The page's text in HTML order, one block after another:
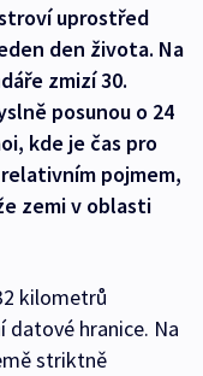
uprostřed
den života. Na
zmizí 30.
posunou o 24
kde je čas pro
pojmem,
zemi v oblasti
kilometrů
datové hranice. Na
striktně